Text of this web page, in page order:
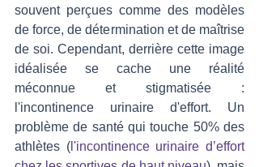
souvent perçues comme des modèles
de force, de détermination et de maîtrise
de soi. Cependant, derrière cette image
idéalisée se cache une réalité
méconnue et stigmatisée :
l'incontinence urinaire d'effort. Un
problème de santé qui touche 50% des
athlètes (l'incontinence urinaire d’effort